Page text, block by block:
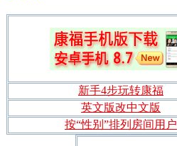
新手4步玩转康福
英文版改中文版
按“性别”排列房间用户